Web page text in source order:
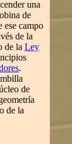
una
de
ese campo
de la
de la Ley
.
de
de la